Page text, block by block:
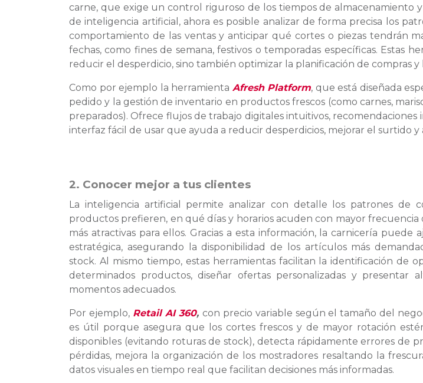
carne, que exige un control riguroso de los tiempos de almacenamiento y
de inteligencia artificial, ahora es posible analizar de forma precisa los
comportamiento de las ventas y anticipar qué cortes o piezas tendrán
fechas, como fines de semana, festivos o temporadas específicas. Estas
reducir el desperdicio, sino también optimizar la planificación de compras y
Como por ejemplo la herramienta Afresh Platform, que está diseñada
pedido y la gestión de inventario en productos frescos (como carnes,
preparados). Ofrece flujos de trabajo digitales intuitivos,
interfaz fácil de usar que ayuda a reducir desperdicios, mejorar el surtido y
2. Conocer mejor a tus clientes
La inteligencia artificial permite analizar con detalle los patrones de
productos prefieren, en qué días y horarios acuden con mayor
más atractivas para ellos. Gracias a esta información, la carnicería puede
estratégica, asegurando la disponibilidad de los artículos más
stock. Al mismo tiempo, estas herramientas facilitan la identificación de
determinados productos, diseñar ofertas personalizadas y presentar
momentos adecuados.
Por ejemplo, Retail AI 360, con precio variable según el tamaño del
es útil porque asegura que los cortes frescos y de mayor rotación
disponibles (evitando roturas de stock), detecta rápidamente errores de
pérdidas, mejora la organización de los mostradores resaltando la
datos visuales en tiempo real que facilitan decisiones más informadas.